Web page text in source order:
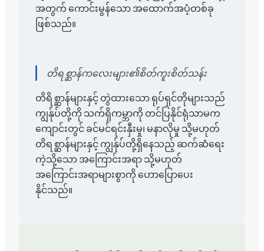
အတွက် ကောင်းမွန်သော အထောက်အပံ့တစ်ခု
ဖြစ်သည်။
တိရစ္ဆာန်ကလေးများ၏စိတ်ကူးစိတ်သန်း
တိရိစ္ဆာန်များနှင့် တွဲထားသော ရုပ်ရှင်တိုများသည်
ကျွန်ုပ်တို့ကို သက်ရှိကမ္ဘာကို တင်ပြနိုင်ရုံသာမက
ကျောင်းတွင် ခင်မင်ရင်းနှီးမှု၊ မနာလိုမှု သို့မဟုတ်
တိရစ္ဆာန်များနှင့် ကျွန်ုပ်တို့ရှိနေသည့် ဆက်ဆံရေး
ကဲ့သို့သော အကြောင်းအရာ သို့မဟုတ်
အကြောင်းအရာများစွာကို ဟောပြောပေး
နိုင်သည်။